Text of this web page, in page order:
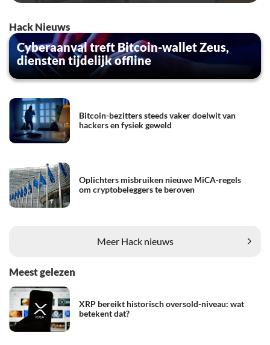
Hack Nieuws
Cyberaanval treft Bitcoin-wallet Zeus,
diensten tijdelijk offline
Bitcoin-bezitters steeds vaker doelwit van
hackers en fysiek geweld
Oplichters misbruiken nieuwe MiCA-regels
om cryptobeleggers te beroven
Meer Hack nieuws
Meest gelezen
XRP bereikt historisch oversold-niveau: wat
betekent dat?